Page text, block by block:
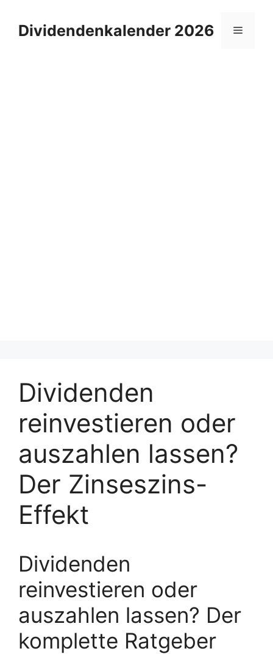
Inhalt
springenDividendenkalender 2026 Menü
Dividenden
reinvestieren oder
auszahlen lassen?
Der Zinseszins-
Effekt
Dividenden
reinvestieren oder
auszahlen lassen? Der
komplette Ratgeber